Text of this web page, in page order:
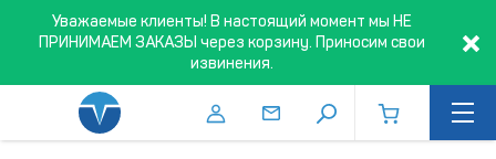
Уважаемые клиенты! В настоящий момент мы НЕ
ПРИНИМАЕМ ЗАКАЗЫ через корзину. Приносим свои
извинения.